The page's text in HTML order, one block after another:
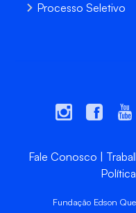
Processo Seletivo
Fale Conosco
Fundação Edson